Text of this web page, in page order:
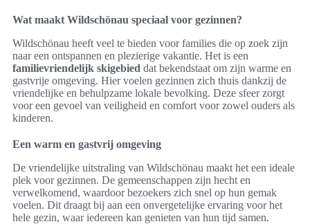
Wat maakt Wildschönau speciaal voor gezinnen?
Wildschönau heeft veel te bieden voor families die op zoek zijn
naar een ontspannen en plezierige vakantie. Het is een
familievriendelijk skigebied dat bekendstaat om zijn warme en
gastvrije omgeving. Hier voelen gezinnen zich thuis dankzij de
vriendelijke en behulpzame lokale bevolking. Deze sfeer zorgt
voor een gevoel van veiligheid en comfort voor zowel ouders als
kinderen.
Een warm en gastvrij omgeving
De vriendelijke uitstraling van Wildschönau maakt het een ideale
plek voor gezinnen. De gemeenschappen zijn hecht en
verwelkomend, waardoor bezoekers zich snel op hun gemak
voelen. Dit draagt bij aan een onvergetelijke ervaring voor het
hele gezin, waar iedereen kan genieten van hun tijd samen.